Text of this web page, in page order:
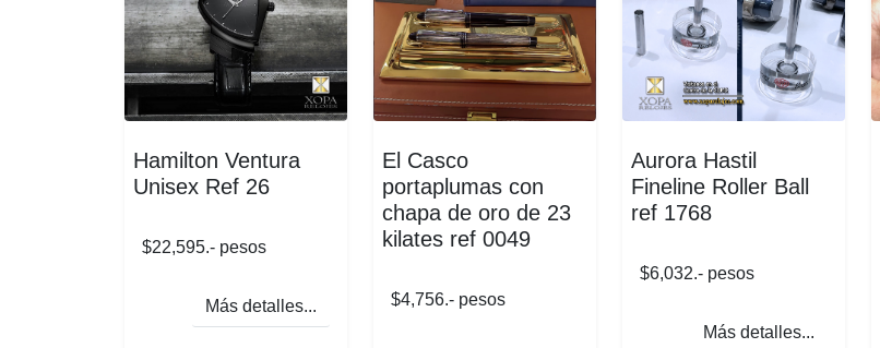
Hamilton Ventura
Unisex Ref 26
$22,595.- pesos
Más detalles...
El Casco
portaplumas con
chapa de oro de 23
kilates ref 0049
$4,756.- pesos
Aurora Hastil
Fineline Roller Ball
ref 1768
$6,032.- pesos
Más detalles...